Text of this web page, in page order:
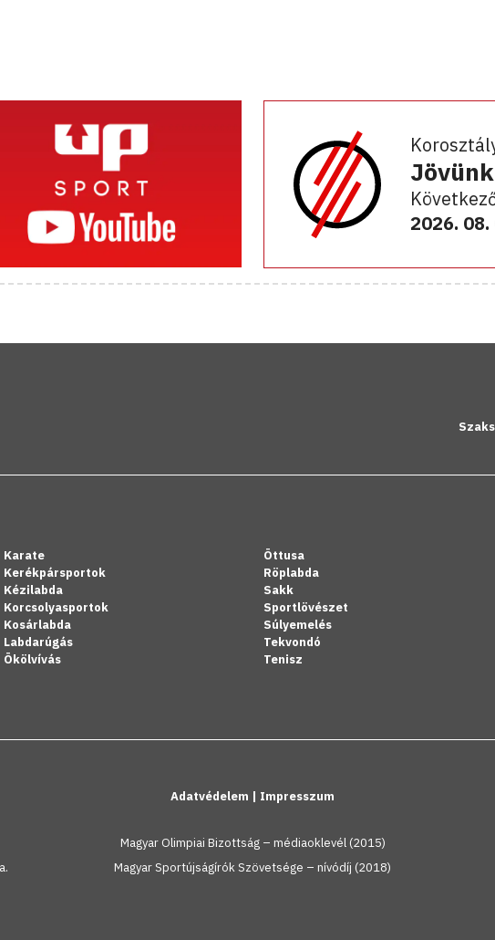
2026.
Karate
Kerékpársportok
Kézilabda
Korcsolyasportok
Kosárlabda
Labdarúgás
Ökölvívás
Öttusa
Röplabda
Sakk
Sportlövészet
Súlyemelés
Tekvondó
Tenisz
Adatvédelem | Impresszum
Magyar Olimpiai Bizottság – médiaoklevél (2015)
Magyar Sportújságírók Szövetsége – nívódíj (2018)